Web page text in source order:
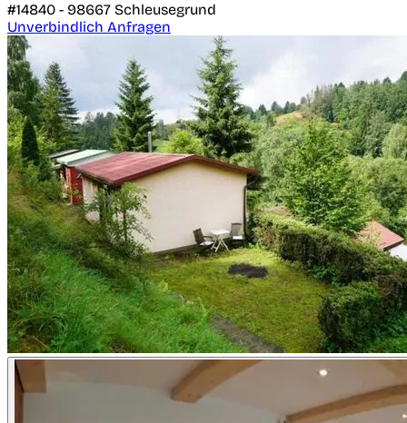
#14840 - 98667 Schleusegrund
Unverbindlich Anfragen